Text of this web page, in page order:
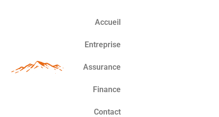
Accueil
Entreprise
Assurance
Finance
Contact